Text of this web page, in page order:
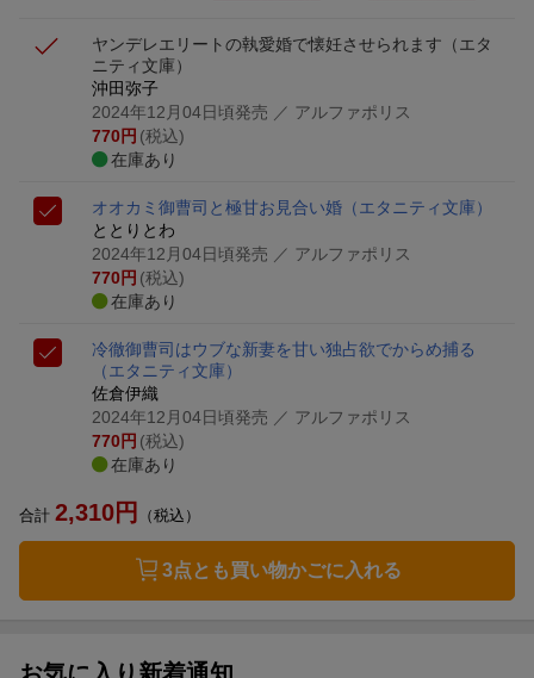
ヤンデレエリートの執愛婚で懐妊させられます （エタ
ニティ文庫）
沖田弥子
2024年12月04日頃発売 ／ アルファポリス
770円 (税込)
在庫あり
オオカミ御曹司と極甘お見合い婚 （エタニティ文庫）
ととりとわ
2024年12月04日頃発売 ／ アルファポリス
770円 (税込)
在庫あり
冷徹御曹司はウブな新妻を甘い独占欲でからめ捕る
（エタニティ文庫）
佐倉伊織
2024年12月04日頃発売 ／ アルファポリス
770円 (税込)
在庫あり
合計 2,310円 （税込）
3点とも買い物かごに入れる